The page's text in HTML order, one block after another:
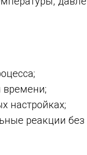
времени;
настройках;
реакции без